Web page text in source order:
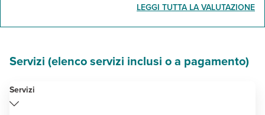
LEGGI TUTTA LA VALUTAZIONE
Servizi (elenco servizi inclusi o a pagamento)
Servizi